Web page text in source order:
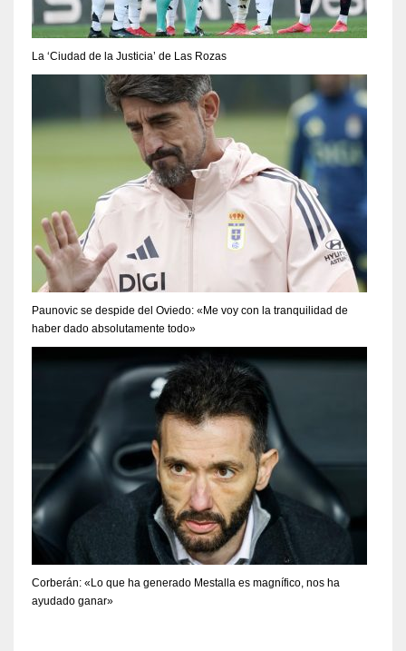
La ‘Ciudad de la Justicia’ de Las Rozas
Paunovic se despide del Oviedo: «Me voy con la tranquilidad de
haber dado absolutamente todo»
Corberán: «Lo que ha generado Mestalla es magnífico, nos ha
ayudado ganar»